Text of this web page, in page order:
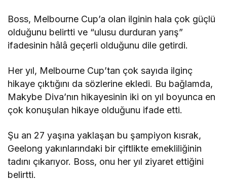
Boss, Melbourne Cup’a olan ilginin hala çok güçlü
olduğunu belirtti ve “ulusu durduran yarış”
ifadesinin hâlâ geçerli olduğunu dile getirdi.
Her yıl, Melbourne Cup’tan çok sayıda ilginç
hikaye çıktığını da sözlerine ekledi. Bu bağlamda,
Makybe Diva’nın hikayesinin iki on yıl boyunca en
çok konuşulan hikaye olduğunu ifade etti.
Şu an 27 yaşına yaklaşan bu şampiyon kısrak,
Geelong yakınlarındaki bir çiftlikte emekliliğinin
tadını çıkarıyor. Boss, onu her yıl ziyaret ettiğini
belirtti.